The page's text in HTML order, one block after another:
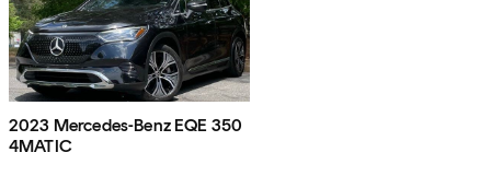
2023 Mercedes-Benz EQE 350
4MATIC